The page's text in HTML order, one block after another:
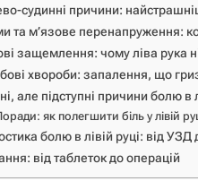
судинні причини:
та м’язове перенапруження:
защемлення: чому ліва рука
хвороби: запалення, що
але підступні причини болю в
як полегшити біль у лівій
болю в лівій руці: від
від таблеток до операцій